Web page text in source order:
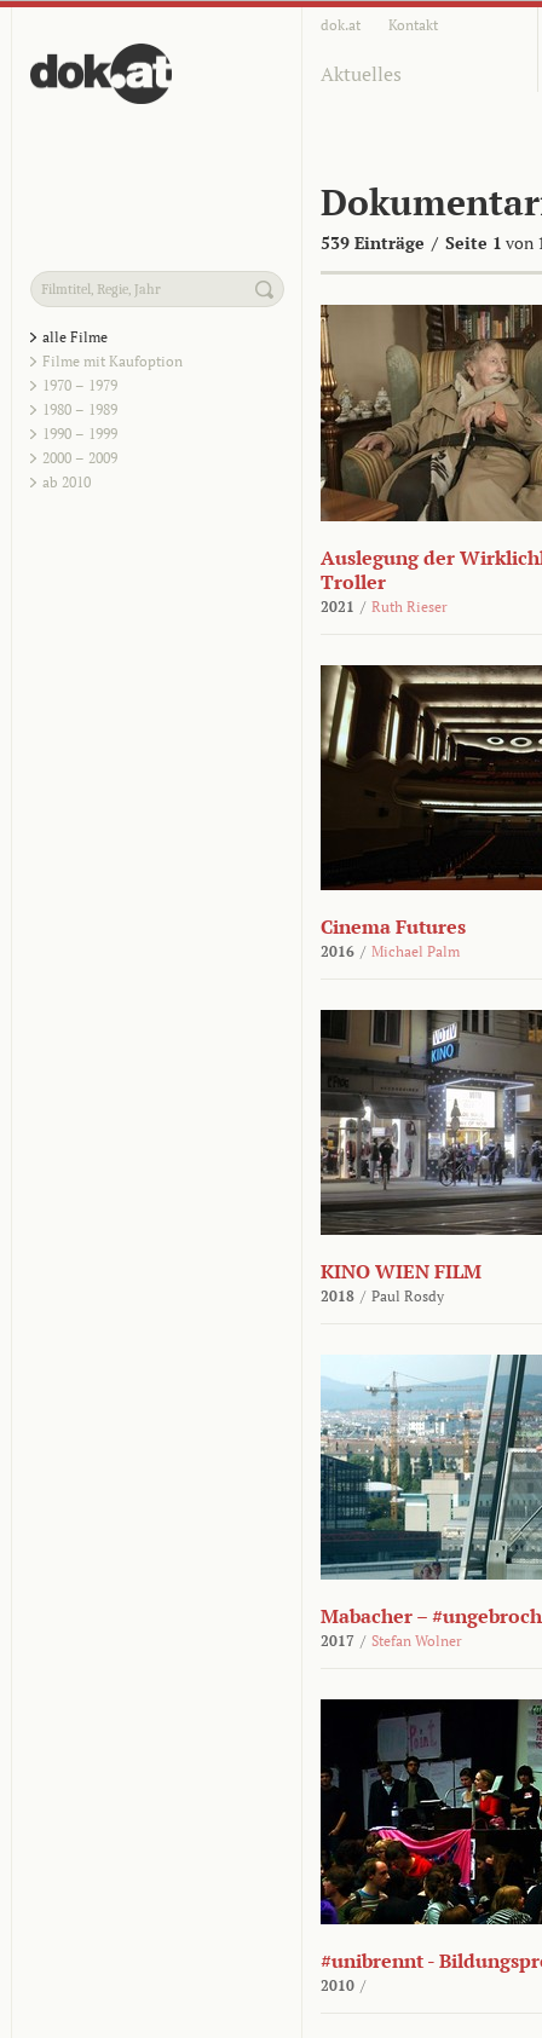
dok.at Kontakt
Aktuelles
539 Einträge / Seite 1 von
alle Filme
Filme mit Kaufoption
1970 – 1979
1980 – 1989
1990 – 1999
2000 – 2009
ab 2010
Auslegung der
Troller
2021 / Ruth Rieser
Cinema Futures
2016 / Michael Palm
KINO WIEN FILM
2018 / Paul Rosdy
Mabacher –
2017 / Stefan Wolner
#unibrennt -
2010 /